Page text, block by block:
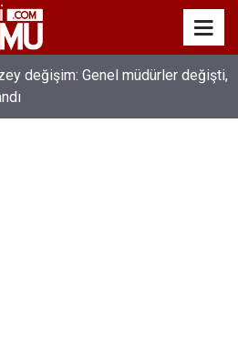
değişim: Genel müdürler değişti,